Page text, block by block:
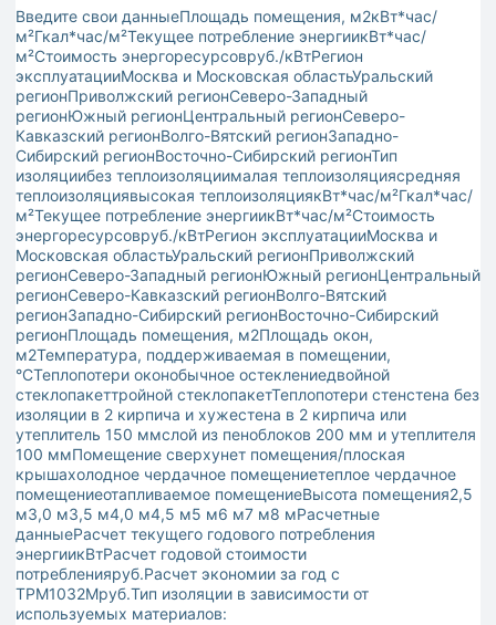
Введите свои данныеПлощадь помещения, м2кВт*час/
м²Гкал*час/м²Текущее потребление энергиикВт*час/
м²Стоимость энергоресурсовруб./кВтРегион
эксплуатацииМосква и Московская областьУральский
регионПриволжский регионСеверо-Западный
регионЮжный регионЦентральный регионСеверо-
Кавказский регионВолго-Вятский регионЗападно-
Сибирский регионВосточно-Сибирский регионТип
изоляциибез теплоизоляциималая теплоизоляциясредняя
теплоизоляциявысокая теплоизоляциякВт*час/м²Гкал*час/
м²Текущее потребление энергиикВт*час/м²Стоимость
энергоресурсовруб./кВтРегион эксплуатацииМосква и
Московская областьУральский регионПриволжский
регионСеверо-Западный регионЮжный регионЦентральный
регионСеверо-Кавказский регионВолго-Вятский
регионЗападно-Сибирский регионВосточно-Сибирский
регионПлощадь помещения, м2Площадь окон,
м2Температура, поддерживаемая в помещении,
°CТеплопотери оконобычное остеклениедвойной
стеклопакеттройной стеклопакетТеплопотери стенстена без
изоляции в 2 кирпича и хужестена в 2 кирпича или
утеплитель 150 ммслой из пеноблоков 200 мм и утеплителя
100 ммПомещение сверхунет помещения/плоская
крышахолодное чердачное помещениетеплое чердачное
помещениеотапливаемое помещениеВысота помещения2,5
м3,0 м3,5 м4,0 м4,5 м5 м6 м7 м8 мРасчетные
данныеРасчет текущего годового потребления
энергиикВтРасчет годовой стоимости
потребленияруб.Расчет экономии за год с
ТРМ1032Мруб.Тип изоляции в зависимости от
используемых материалов: